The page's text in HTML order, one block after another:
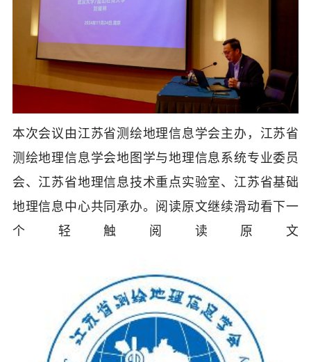
本次会议由江苏省测绘地理信息学会主办，江苏省
测绘地理信息学会地图学与地理信息系统专业委员
会、江苏省地理信息技术重点实验室、江苏省基础
地理信息中心共同承办。 阅读原文继续滑动看下一
个轻触阅读原文